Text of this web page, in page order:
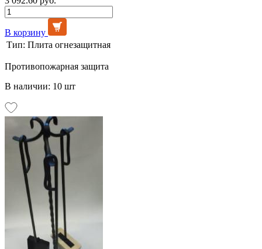
В корзину
Тип: Плита огнезащитная
Противопожарная защита
В наличии: 10 шт